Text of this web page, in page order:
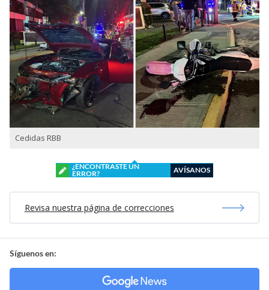
Cedidas RBB
¿ENCONTRASTE UN
ERROR?
AVÍSANOS
Revisa nuestra página de correcciones
Síguenos en: